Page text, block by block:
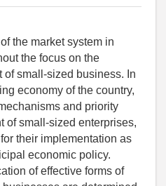
the market system in
the focus on the
small-sized business. In
economy of the country,
and priority
of small-sized enterprises,
their implementation as
economic policy.
of effective forms of